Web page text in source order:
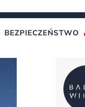
BEZPIECZEŃSTWO